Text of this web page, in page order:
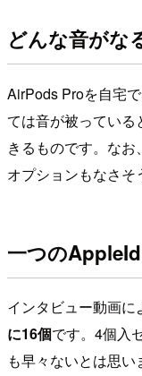
どんな音がな
AirPods Proを自宅
ては音が被ってい
きるものです。な
オプションもなさそ
一つの
インタビュー動画に
に16個です。4個入
も早々ないとは思